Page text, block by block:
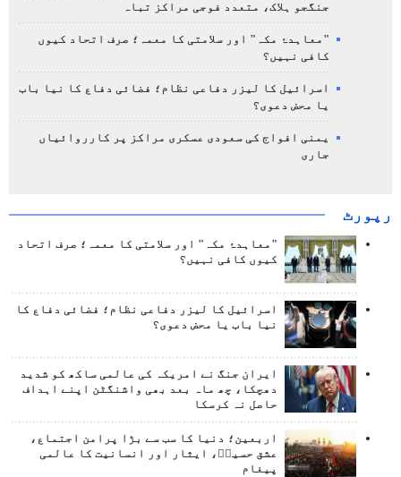
جنگجو ہلاک، متعدد فوجی مراکز تباہ
"معاہدۂ مکہ" اور سلامتی کا معمہ؛ صرف اتحاد کیوں
کافی نہیں؟
اسرائیل کا لیزر دفاعی نظام؛ فضائی دفاع کا نیا باب
یا محض دعوی؟
یمنی افواج کی سعودی عسکری مراکز پر کارروائیاں
جاری
رپورٹ
"معاہدۂ مکہ" اور سلامتی کا معمہ؛ صرف اتحاد
کیوں کافی نہیں؟
اسرائیل کا لیزر دفاعی نظام؛ فضائی دفاع کا
نیا باب یا محض دعوی؟
ایران جنگ نے امریکہ کی عالمی ساکھ کو شدید
دھچکا، چھ ماہ بعد بھی واشنگٹن اپنے اہداف
حاصل نہ کرسکا
اربعین؛ دنیا کا سب سے بڑا پرامن اجتماع،
عشق حسینؑ، ایثار اور انسانیت کا عالمی
پیغام